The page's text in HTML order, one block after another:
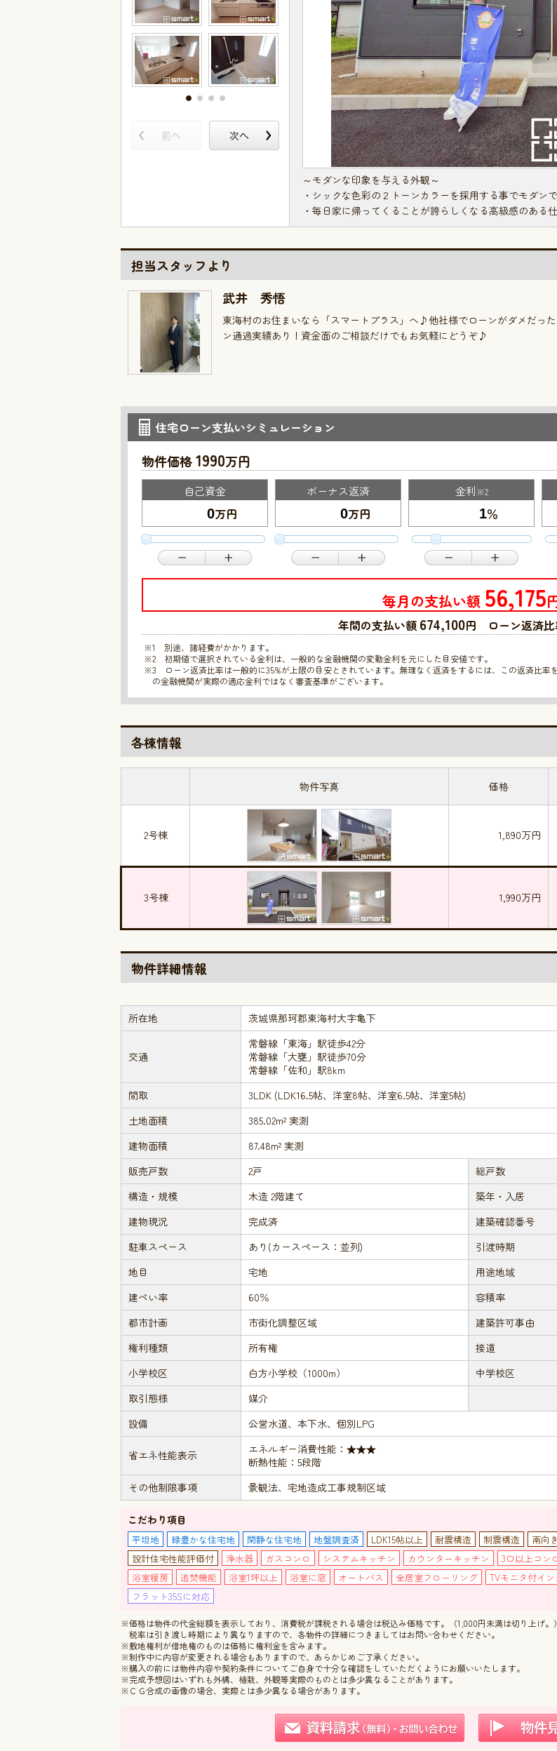
～モダンな印象を与える外観～
・シックな色彩の２トーンカラーを採用する事でモダン
・毎日家に帰ってくることが誇らしくなる高級感のある仕
担当スタッフより
武井 秀悟
東海村のお住まいなら「スマートプラス」へ♪他社様でローンがダメだっ
ン通過実績あり！資金面のご相談だけでもお気軽にどうぞ♪
住宅ローン支払いシミュレーション
物件価格1990万円
自己資金
万円
ボーナス返済
万円
金利※2
％
毎月の支払い額 56,175
年間の支払い額 674,100円 ローン返済比
※1 別途、諸経費がかかります。
※2 初期値で選択されている金利は、一般的な金融機関の変動金利を元にした目安値です。
※3 ローン返済比率は一般的に35%が上限の目安とされています。無理なく返済をするには、この返済比率
の金融機関が実際の適応金利ではなく審査基準がございます。
各棟情報
物件写真 価格
2号棟 1,890万円
3号棟 1,990万円
物件詳細情報
所在地 茨城県那珂郡東海村大字亀下
交通
常磐線「東海」駅徒歩42分
常磐線「大甕」駅徒歩70分
常磐線「佐和」駅8km
間取
3LDK (LDK16.5帖、洋室8帖、洋室6.5帖、洋室5帖)
土地面積
385.02m² 実測
建物面積
87.48m² 実測
販売戸数
2戸 総戸数
構造・規模
木造 2階建て 築年・入居
建物現況
完成済 建築確認番号
駐車スペース
あり(カースペース：並列) 引渡時期
地目
宅地 用途地域
建ぺい率
60％ 容積率
都市計画
市街化調整区域 建築許可事由
権利種類
所有権 接道
小学校区
白方小学校（1000m） 中学校区
取引態様
媒介
設備
公営水道、本下水、個別LPG
省エネ性能表示
エネルギー消費性能：★★★
断熱性能：5段階
その他制限事項
景観法、宅地造成工事規制区域
こだわり項目
平坦地 緑豊かな住宅地 閑静な住宅地 地盤調査済 LDK15帖以上 耐震構造 制震構造 南向き
設計住宅性能評価付
浄水器 ガスコンロ システムキッチン カウンターキッチン 3口以上コン
浴室暖房
追焚機能 浴室1坪以上 浴室に窓 オートバス 全居室フローリング TVモニタ付イ
フラット35Sに対応
※価格は物件の代金総額を表示しており、消費税が課税される場合は税込み価格です。（1,000円未満は切り上げ。）
税率は引き渡し時期により異なりますので、各物件の詳細につきましてはお問い合わせください。
※敷地権利が借地権のものは価格に権利金を含みます。
※制作中に内容が変更される場合もありますので、あらかじめご了承ください。
※購入の前には物件内容や契約条件についてご自身で十分な確認をしていただくようにお願いいたします。
※完成予想図はいずれも外構、植栽、外観等実際のものとは多少異なることがあります。
※ＣＧ合成の画像の場合、実際とは多少異なる場合があります。